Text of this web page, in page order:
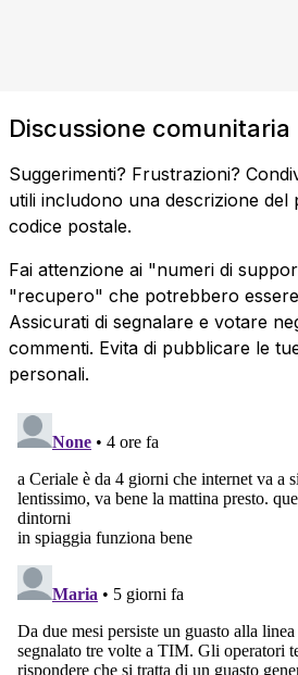
Discussione comunitaria
Suggerimenti? Frustrazioni?
utili includono una descrizione del
codice postale.
Fai attenzione ai "numeri di
"recupero" che potrebbero
Assicurati di segnalare e votare
commenti. Evita di pubblicare le
personali.